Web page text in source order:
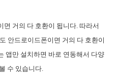
거의 다 호환이 됩니다. 따라서
안드로이드폰이면 거의 다 호환이
앱만 설치하면 바로 연동해서 다양
수 있습니다.